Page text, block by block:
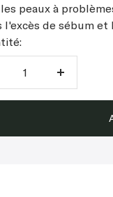
peaux à
l'excès de sébum
Augmenter